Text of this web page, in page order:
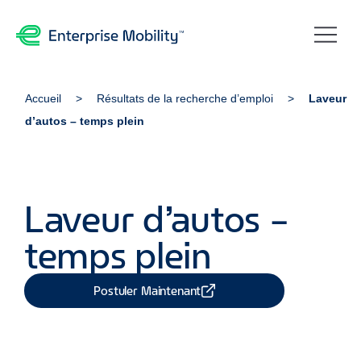
Accueil Résultats de la recherche d’emploi
Laveur
d’autos – temps plein
Laveur d’autos –
temps plein
Postuler Maintenant